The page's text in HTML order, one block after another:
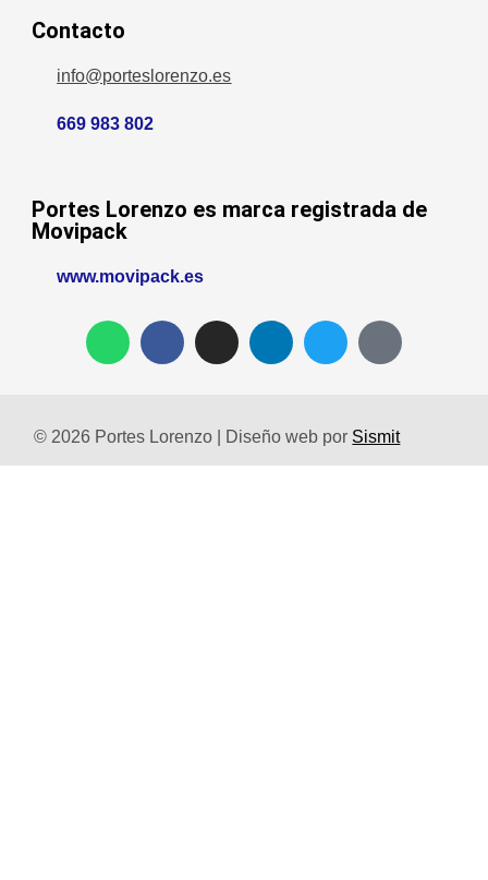
Contacto
info@porteslorenzo.es
669 983 802
Portes Lorenzo es marca registrada de
Movipack
www.movipack.es
© 2026 Portes Lorenzo | Diseño web por Sismit